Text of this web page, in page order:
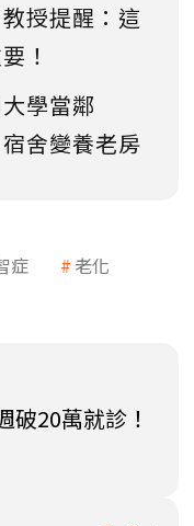
授提醒：這
！
學當鄰
舍變養老房
症
老化
破20萬就診！